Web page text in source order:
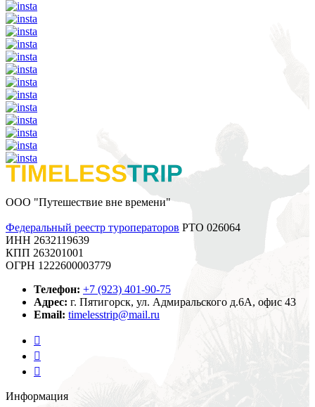
ООО "Путешествие вне времени"
Федеральный реестр туроператоров РТО 026064
ИНН 2632119639
КПП 263201001
ОГРН 1222600003779
Телефон: +7 (923) 401-90-75
Адрес: г. Пятигорск, ул. Адмиральского д.6А, офис 43
Email: timelesstrip@mail.ru
Информация